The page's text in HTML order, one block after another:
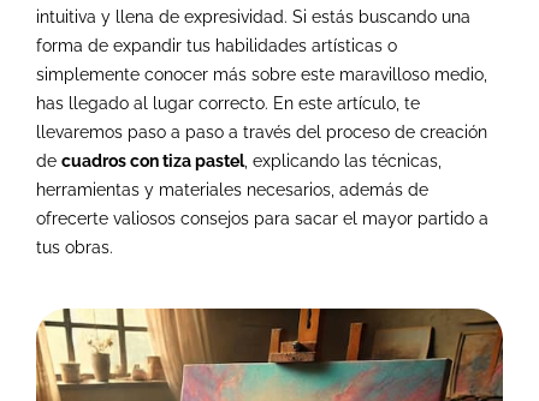
intuitiva y llena de expresividad. Si estás buscando una
forma de expandir tus habilidades artísticas o
simplemente conocer más sobre este maravilloso medio,
has llegado al lugar correcto. En este artículo, te
llevaremos paso a paso a través del proceso de creación
de cuadros con tiza pastel, explicando las técnicas,
herramientas y materiales necesarios, además de
ofrecerte valiosos consejos para sacar el mayor partido a
tus obras.